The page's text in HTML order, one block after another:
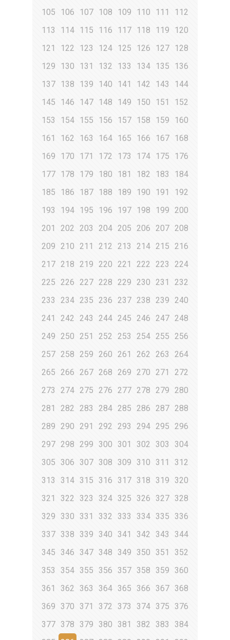
105
106 107 108 109 110 111
112
113
114 115 116 117 118 119
120
121
122 123 124 125 126 127 128
129
130 131 132 133 134 135
136
137 138 139 140 141 142 143
144
145
146 147 148 149 150 151
152
153
154 155 156 157 158 159
160
161
162 163 164 165 166 167 168
169
170 171 172 173 174 175
176
177 178 179 180 181 182 183
184
185
186 187 188 189 190 191
192
193
194 195 196 197 198 199 200
201
202 203 204 205 206 207 208
209 210 211 212 213 214 215 216
217 218 219 220 221 222 223
224
225 226 227 228 229 230 231
232
233
234 235 236 237 238 239 240
241
242 243 244 245 246 247 248
249 250 251 252 253 254 255 256
257 258 259 260 261 262 263
264
265 266 267 268 269 270 271
272
273
274 275 276 277 278 279 280
281
282 283 284 285 286 287 288
289 290 291 292 293 294 295 296
297 298 299 300 301 302 303
304
305
306 307 308 309 310 311
312
313
314 315 316 317 318 319
320
321
322 323 324 325 326 327 328
329
330 331 332 333 334 335
336
337 338 339 340 341 342 343
344
345
346 347 348 349 350 351
352
353
354 355 356 357 358 359 360
361
362 363 364 365 366 367 368
369
370 371 372 373 374 375 376
377 378 379 380 381 382 383
384